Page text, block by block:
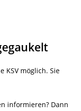
KSV möglich. Sie
informieren? Dann